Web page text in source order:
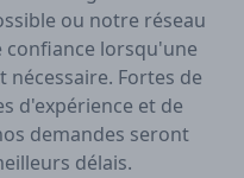
ou notre réseau
confiance lorsqu'une
nécessaire. Fortes de
d'expérience et de
demandes seront
délais.